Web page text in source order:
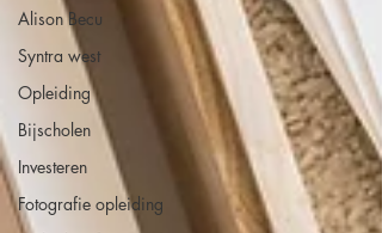
Alison Becu
Syntra west
Opleiding
Bijscholen
Investeren
Fotografie opleiding